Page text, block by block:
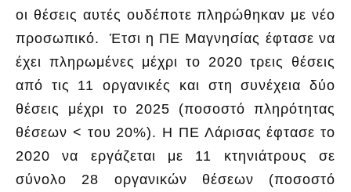
οι θέσεις αυτές ουδέποτε πληρώθηκαν με νέο
προσωπικό. Έτσι η ΠΕ Μαγνησίας έφτασε να
έχει πληρωμένες μέχρι το 2020 τρεις θέσεις
από τις 11 οργανικές και στη συνέχεια δύο
θέσεις μέχρι το 2025 (ποσοστό πληρότητας
θέσεων < του 20%). Η ΠΕ Λάρισας έφτασε το
2020 να εργάζεται με 11 κτηνιάτρους σε
σύνολο 28 οργανικών θέσεων (ποσοστό